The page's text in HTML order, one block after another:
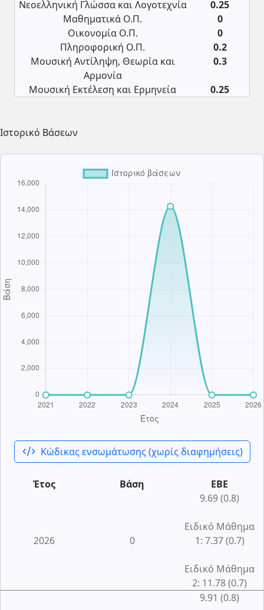
Νεοελληνική Γλώσσα και Λογοτεχνία
0.25
Μαθηματικά Ο.Π.
0
Οικονομία Ο.Π.
0
Πληροφορική Ο.Π.
0.2
Μουσική Αντίληψη, Θεωρία και
Αρμονία
0.3
Μουσική Εκτέλεση και Ερμηνεία 0.25
Ιστορικό Βάσεων
code_xml Κώδικας ενσωμάτωσης (χωρίς διαφημήσεις)
Έτος Βάση ΕΒΕ
2026 0
9.69 (0.8)
Ειδικό Μάθημα
1: 7.37 (0.7)
Ειδικό Μάθημα
2: 11.78 (0.7)
9.91 (0.8)